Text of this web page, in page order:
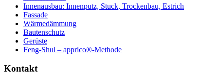
Innenausbau: Innenputz, Stuck, Trockenbau, Estrich
Fassade
Wärmedämmung
Bautenschutz
Gerüste
Feng-Shui – apprico®-Methode
Kontakt